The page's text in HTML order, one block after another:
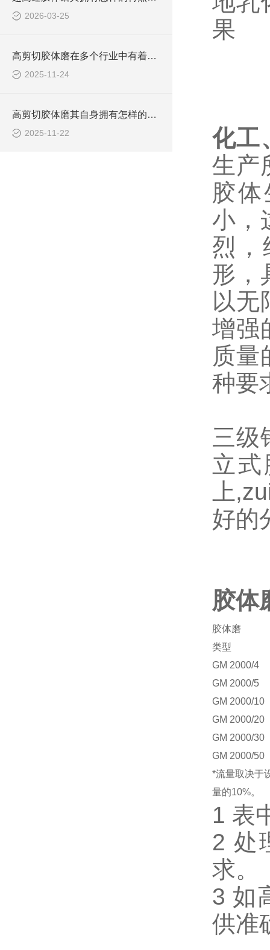
2026-03-25
高剪切胶体磨在多个行业中有着广泛的应用
2025-11-24
高剪切胶体磨其自身拥有怎样的作用呢？
2025-11-22
果
化工
生产
胶
小，
烈，
形，
以无
增强
质量
种要
三级
立
上
好的
胶体
胶体磨
类型
GM 2000/4
GM 2000/5
GM 2000/10
GM 2000/20
GM 2000/30
GM 2000/50
*流量取决于
量的10%。
1 表
2 处
求。
3 如
供准